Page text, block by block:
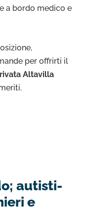
a bordo medico e
per offrirti il
Altavilla
autisti-
e